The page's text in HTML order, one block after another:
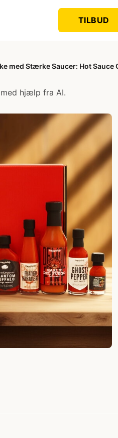
TILBUD
med Stærke Saucer: Hot
hjælp fra AI.